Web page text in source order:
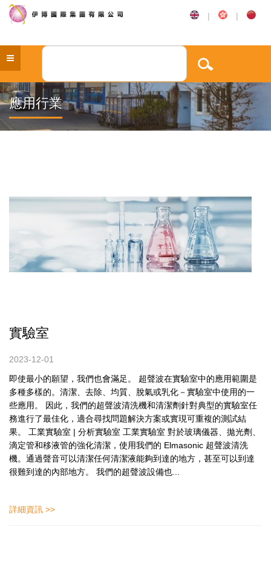
| |
應用行業
實驗室
2023-12-01
即使最小的願望，我們也會滿足。 超聲波在實驗室中的應用範圍是
多種多樣的。清潔、去除、均質、脫氣或乳化－實驗室中使用的一
些應用。 因此，我們的超聲波清洗機和清潔劑針對典型的實驗室任
務進行了最佳化，適合尋找問題解決方案或實現可重複的測試結
果。 工業實驗室 | 分析實驗室 工業實驗室 對於玻璃儀器、拋光劑、
滴定管和移液管的強化清潔，使用我們的 Elmasonic 超聲波清洗
機。通過聲音可以清潔任何清潔液能夠到達的地方，甚至可以到達
很難到達的內部地方。 我們的超聲波設備也...
詳細資訊 >>